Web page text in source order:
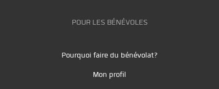
POUR LES BÉNÉVOLES
Pourquoi faire du bénévolat?
Mon profil